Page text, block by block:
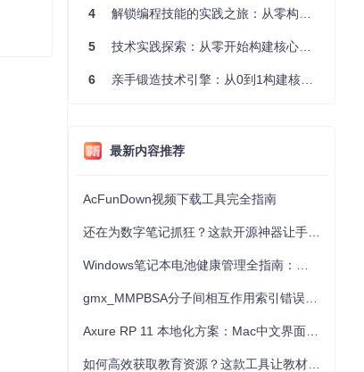
4 解锁编程技能的实践之旅：从零构建你的技术世界
5 技术实践探索：从零开始构建核心系统的实践指南
6 亲手锻造技术引擎：从0到1构建核心系统的实践指南
最新内容推荐
AcFunDown视频下载工具完全指南